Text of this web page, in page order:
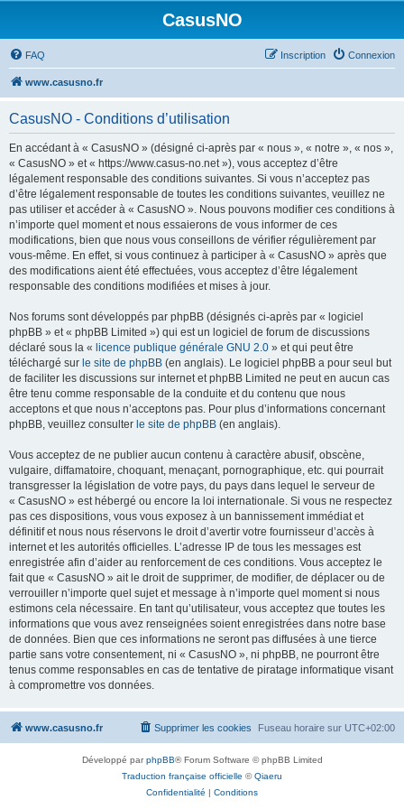
CasusNO
FAQ Connexion
Inscription
www.casusno.fr
CasusNO - Conditions d’utilisation
En accédant à « CasusNO » (désigné ci-après par « nous », « notre », « nos »,
« CasusNO » et « https://www.casus-no.net »), vous acceptez d’être
légalement responsable des conditions suivantes. Si vous n’acceptez pas
d’être légalement responsable de toutes les conditions suivantes, veuillez ne
pas utiliser et accéder à « CasusNO ». Nous pouvons modifier ces conditions à
n’importe quel moment et nous essaierons de vous informer de ces
modifications, bien que nous vous conseillons de vérifier régulièrement par
vous-même. En effet, si vous continuez à participer à « CasusNO » après que
des modifications aient été effectuées, vous acceptez d’être légalement
responsable des conditions modifiées et mises à jour.
Nos forums sont développés par phpBB (désignés ci-après par « logiciel
phpBB » et « phpBB Limited ») qui est un logiciel de forum de discussions
déclaré sous la « licence publique générale GNU 2.0 » et qui peut être
téléchargé sur le site de phpBB (en anglais). Le logiciel phpBB a pour seul but
de faciliter les discussions sur internet et phpBB Limited ne peut en aucun cas
être tenu comme responsable de la conduite et du contenu que nous
acceptons et que nous n’acceptons pas. Pour plus d’informations concernant
phpBB, veuillez consulter le site de phpBB (en anglais).
Vous acceptez de ne publier aucun contenu à caractère abusif, obscène,
vulgaire, diffamatoire, choquant, menaçant, pornographique, etc. qui pourrait
transgresser la législation de votre pays, du pays dans lequel le serveur de
« CasusNO » est hébergé ou encore la loi internationale. Si vous ne respectez
pas ces dispositions, vous vous exposez à un bannissement immédiat et
définitif et nous nous réservons le droit d’avertir votre fournisseur d’accès à
internet et les autorités officielles. L’adresse IP de tous les messages est
enregistrée afin d’aider au renforcement de ces conditions. Vous acceptez le
fait que « CasusNO » ait le droit de supprimer, de modifier, de déplacer ou de
verrouiller n’importe quel sujet et message à n’importe quel moment si nous
estimons cela nécessaire. En tant qu’utilisateur, vous acceptez que toutes les
informations que vous avez renseignées soient enregistrées dans notre base
de données. Bien que ces informations ne seront pas diffusées à une tierce
partie sans votre consentement, ni « CasusNO », ni phpBB, ne pourront être
tenus comme responsables en cas de tentative de piratage informatique visant
à compromettre vos données.
www.casusno.fr Fuseau horaire sur UTC+02:00
Supprimer les cookies
Développé parphpBB® Forum Software © phpBB Limited
Traduction française officielle ©Qiaeru
Confidentialité | Conditions